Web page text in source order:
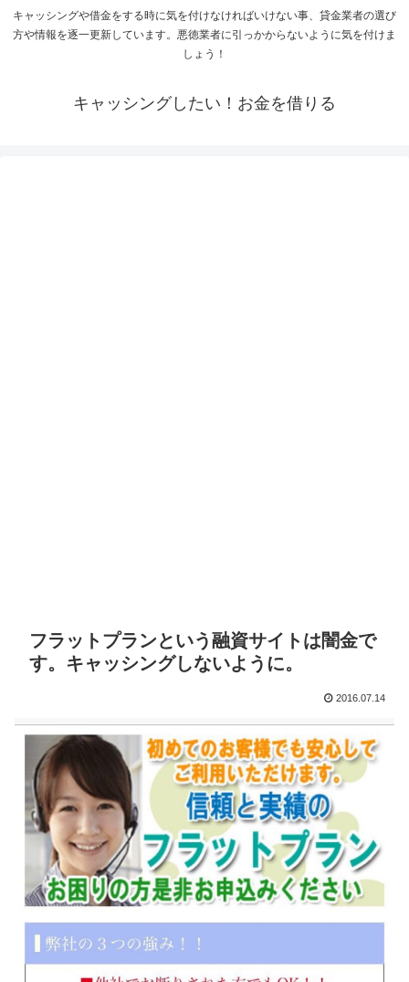
キャッシングや借金をする時に気を付けなければいけない事、貸金業者の選び
方や情報を逐一更新しています。悪徳業者に引っかからないように気を付けま
しょう！
キャッシングしたい！お金を借りる
フラットプランという融資サイトは闇金で
す。キャッシングしないように。
2016.07.14